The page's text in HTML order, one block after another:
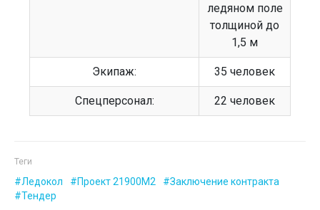
ледяном поле
толщиной до
1,5 м
Экипаж: 35 человек
Спецперсонал: 22 человек
Теги
Ледокол Проект 21900М2
Заключение контракта
Тендер